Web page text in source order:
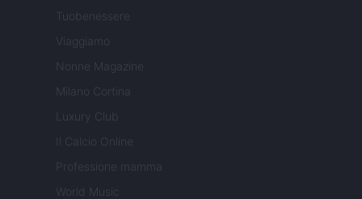
Tuobenessere
Viaggiamo
Nonne Magazine
Milano Cortina
Luxury Club
Il Calcio Online
Professione mamma
World Music